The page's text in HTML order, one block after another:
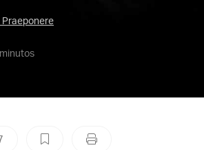
Praeponere
minutos